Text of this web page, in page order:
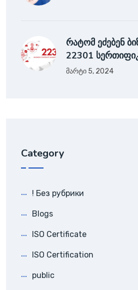
რატომ ეძებენ
22301
მარტი 5, 2024
Category
! Без рубрики
Blogs
ISO Certificate
ISO Certification
public